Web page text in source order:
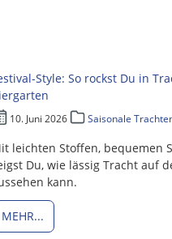
Style: So rockst Du in
10. Juni 2026 Saisonale
leichten Stoffen, bequemen
Du, wie lässig Tracht auf
kann.
MEHR...